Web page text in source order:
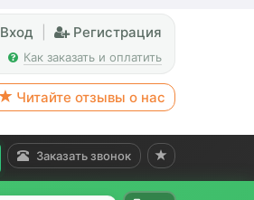
Вход Регистрация
Как заказать и оплатить
Читайте отзывы о нас
Заказать звонок